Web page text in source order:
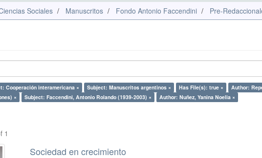
Sociales Manuscritos Fondo Antonio Faccendini Pre-
Cooperación interamericana × Subject: Manuscritos argentinos × Has File(s): true ×
Author:
×
Subject: Faccendini, Antonio Rolando (1939-2003) × Author: Nuñez, Yanina Noelia ×
1
Sociedad en crecimiento